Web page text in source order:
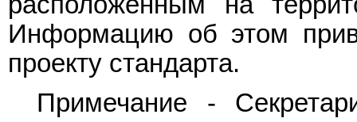
Информацию об этом
проекту стандарта.
Примечание -